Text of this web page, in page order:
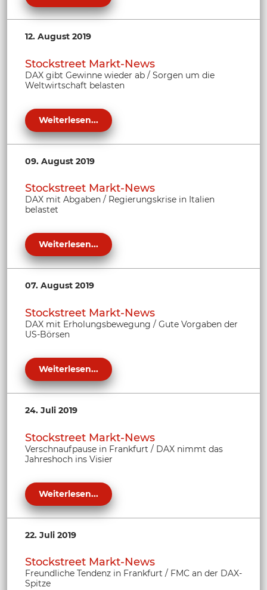
12. August 2019
Stockstreet Markt-News
DAX gibt Gewinne wieder ab / Sorgen um die
Weltwirtschaft belasten
Weiterlesen...
09. August 2019
Stockstreet Markt-News
DAX mit Abgaben / Regierungskrise in Italien
belastet
Weiterlesen...
07. August 2019
Stockstreet Markt-News
DAX mit Erholungsbewegung / Gute Vorgaben der
US-Börsen
Weiterlesen...
24. Juli 2019
Stockstreet Markt-News
Verschnaufpause in Frankfurt / DAX nimmt das
Jahreshoch ins Visier
Weiterlesen...
22. Juli 2019
Stockstreet Markt-News
Freundliche Tendenz in Frankfurt / FMC an der DAX-
Spitze